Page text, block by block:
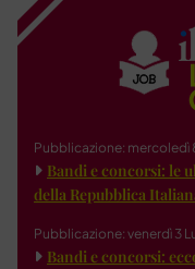
Pubblicazione: mercoledì
Bandi e concorsi: le
della Repubblica
Pubblicazione: venerdì 3
Bandi e concorsi: